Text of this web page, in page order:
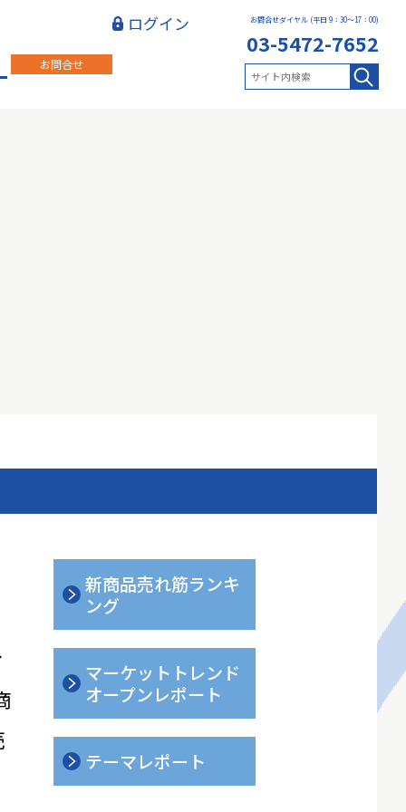
お問合せ
お問合せダイヤル (平日 9：30～17：00)
03-5472-7652
ログイン
新商品売れ筋ランキ
ング
マーケットトレンド
オープンレポート
テーマレポート